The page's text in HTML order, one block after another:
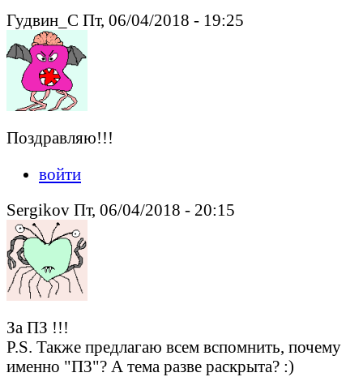
Гудвин_С Пт, 06/04/2018 - 19:25
Поздравляю!!!
войти
Sergikov Пт, 06/04/2018 - 20:15
За ПЗ !!!
P.S. Также предлагаю всем вспомнить, почему
именно "П3"? А тема разве раскрыта? :)